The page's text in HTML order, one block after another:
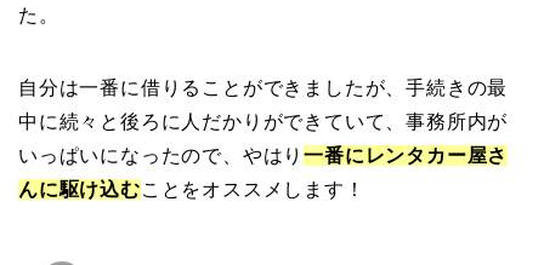
た。
自分は一番に借りることができましたが、手続きの最
中に続々と後ろに人だかりができていて、事務所内が
いっぱいになったので、やはり一番にレンタカー屋さ
んに駆け込むことをオススメします！